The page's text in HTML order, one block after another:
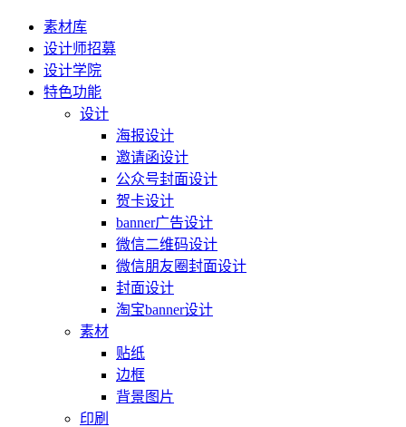
素材库
设计师招募
设计学院
特色功能
设计
海报设计
邀请函设计
公众号封面设计
贺卡设计
banner广告设计
微信二维码设计
微信朋友圈封面设计
封面设计
淘宝banner设计
素材
贴纸
边框
背景图片
印刷